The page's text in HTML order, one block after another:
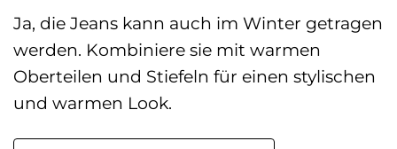
Ja, die Jeans kann auch im Winter getragen
werden. Kombiniere sie mit warmen
Oberteilen und Stiefeln für einen stylischen
und warmen Look.